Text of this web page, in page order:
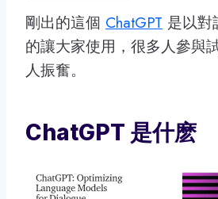
剛出的這個 ChatGPT 是以對
的讓大家使用，很多人參與
人振奮。
ChatGPT 是什麽